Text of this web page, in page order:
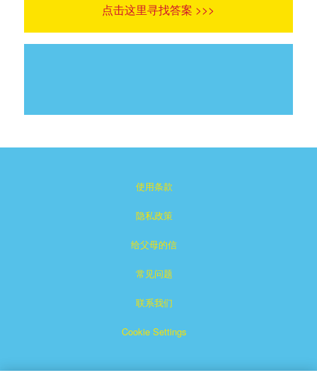
点击这里寻找答案 >>>
使用条款
隐私政策
给父母的信
常见问题
联系我们
Cookie Settings